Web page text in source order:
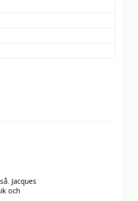
Jacques
och